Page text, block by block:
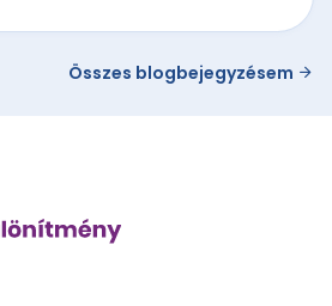
Összes blogbejegyzésem